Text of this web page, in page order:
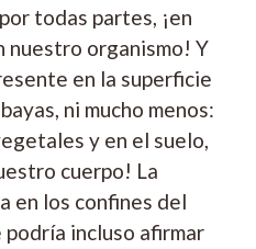
todas partes, ¡en
nuestro organismo! Y
en la superficie
ni mucho menos:
y en el suelo,
cuerpo! La
en los confines del
podría incluso afirmar